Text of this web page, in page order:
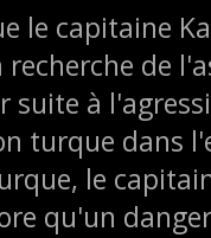
le capitaine
recherche de
à
turque dans
le
qu'un